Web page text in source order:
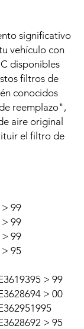
significativo
vehículo con
disponibles
filtros de
conocidos
reemplazo",
aire original
el filtro de
> 99
> 99
> 99
> 95
19395 > 99
28694 > 00
2951995
28692 > 95